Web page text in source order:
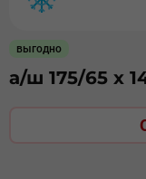
выгодно
а/ш 175/65 х